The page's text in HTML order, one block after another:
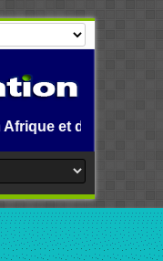
monde.